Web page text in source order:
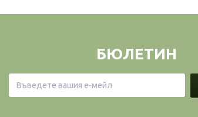
БЮЛЕТИН